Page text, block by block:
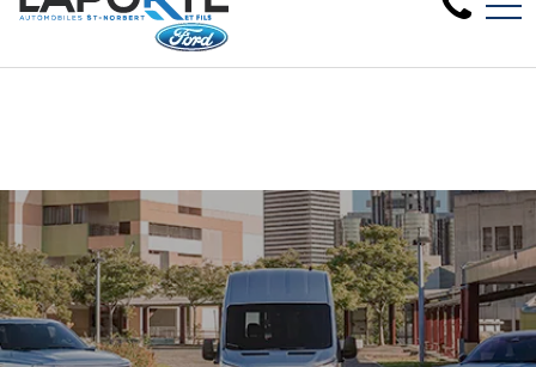
Nous avons besoin de véhicules
1881 Rue Principale, Saint-Norbert, QC, CA J0K 3C0
EN